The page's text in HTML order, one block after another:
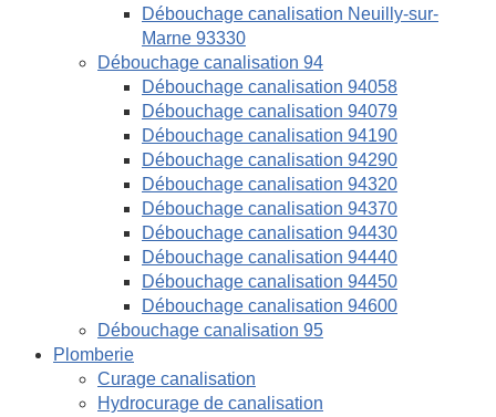
Débouchage canalisation Neuilly-sur-
Marne 93330
Débouchage canalisation 94
Débouchage canalisation 94058
Débouchage canalisation 94079
Débouchage canalisation 94190
Débouchage canalisation 94290
Débouchage canalisation 94320
Débouchage canalisation 94370
Débouchage canalisation 94430
Débouchage canalisation 94440
Débouchage canalisation 94450
Débouchage canalisation 94600
Débouchage canalisation 95
Plomberie
Curage canalisation
Hydrocurage de canalisation